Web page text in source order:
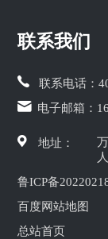
联系我们
联系电话：
电子邮箱：
地址：
鲁ICP备
百度网站地图
总站首页